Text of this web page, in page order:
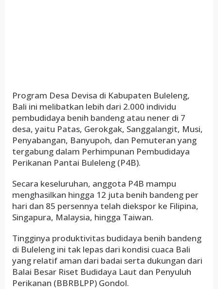
Program Desa Devisa di Kabupaten Buleleng,
Bali ini melibatkan lebih dari 2.000 individu
pembudidaya benih bandeng atau nener di 7
desa, yaitu Patas, Gerokgak, Sanggalangit, Musi,
Penyabangan, Banyupoh, dan Pemuteran yang
tergabung dalam Perhimpunan Pembudidaya
Perikanan Pantai Buleleng (P4B).
Secara keseluruhan, anggota P4B mampu
menghasilkan hingga 12 juta benih bandeng per
hari dan 85 persennya telah diekspor ke Filipina,
Singapura, Malaysia, hingga Taiwan.
Tingginya produktivitas budidaya benih bandeng
di Buleleng ini tak lepas dari kondisi cuaca Bali
yang relatif aman dari badai serta dukungan dari
Balai Besar Riset Budidaya Laut dan Penyuluh
Perikanan (BBRBLPP) Gondol.